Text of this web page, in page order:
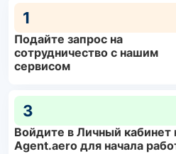
1
Подайте запрос на
сотрудничество с нашим
сервисом
3
Войдите в Личный кабинет
Agent.aero для начала